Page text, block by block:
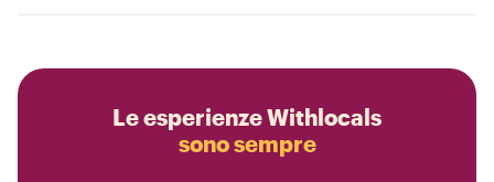
Le esperienze Withlocals
sono sempre